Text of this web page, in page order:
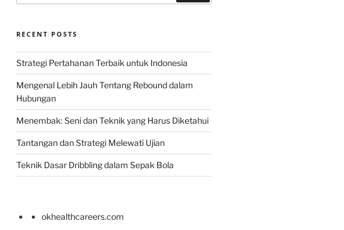
RECENT POSTS
Strategi Pertahanan Terbaik untuk Indonesia
Mengenal Lebih Jauh Tentang Rebound dalam
Hubungan
Menembak: Seni dan Teknik yang Harus Diketahui
Tantangan dan Strategi Melewati Ujian
Teknik Dasar Dribbling dalam Sepak Bola
okhealthcareers.com